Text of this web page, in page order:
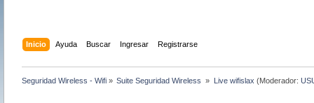
Inicio Ayuda Buscar Ingresar Registrarse
Seguridad Wireless - Wifi » Suite Seguridad Wireless » Live wifislax (Moderador: